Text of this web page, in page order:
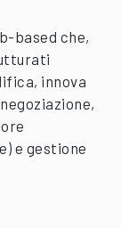
based che,
innova
e gestione